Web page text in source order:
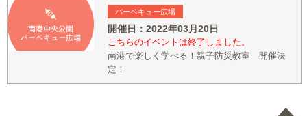
バーベキュー広場
開催日：2022年03月20日
こちらのイベントは終了しました。
南港で楽しく学べる！親子防災教室 開催決
定！